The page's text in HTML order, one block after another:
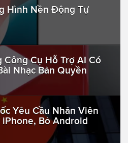
Hình Nền Động Tự
Công Cụ Hỗ Trợ AI Có
Nhạc Bản Quyền
Yêu Cầu Nhân Viên
Bỏ Android